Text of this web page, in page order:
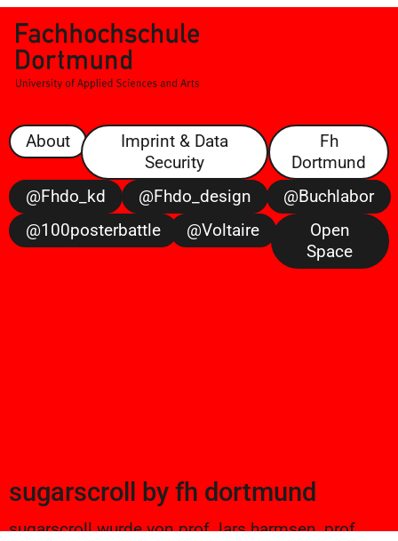
About
Imprint & Data
Security
Fh
Dortmund
@fhdo_kd
@fhdo_design
@buchlabor
@100posterbattle
@voltaire
Open
Space
sugarscroll by fh dortmund
sugarscroll wurde von prof. lars harmsen, prof.